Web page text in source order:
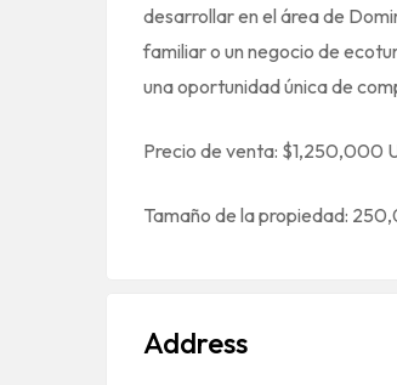
desarrollar en el área de
familiar o un negocio de
una oportunidad única de
Precio de venta: $1,250,000
Tamaño de la propiedad:
Address